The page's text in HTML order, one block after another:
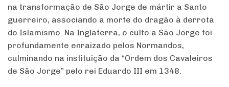
na transformação de São Jorge de mártir a Santo
guerreiro, associando a morte do dragão à derrota
do Islamismo. Na Inglaterra, o culto a São Jorge foi
profundamente enraizado pelos Normandos,
culminando na instituição da “Ordem dos Cavaleiros
de São Jorge” pelo rei Eduardo III em 1348.